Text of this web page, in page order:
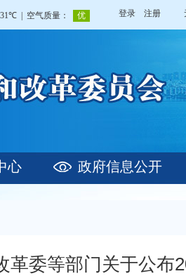
登录 注册
心 政府信息公开
革委等部门关于公布